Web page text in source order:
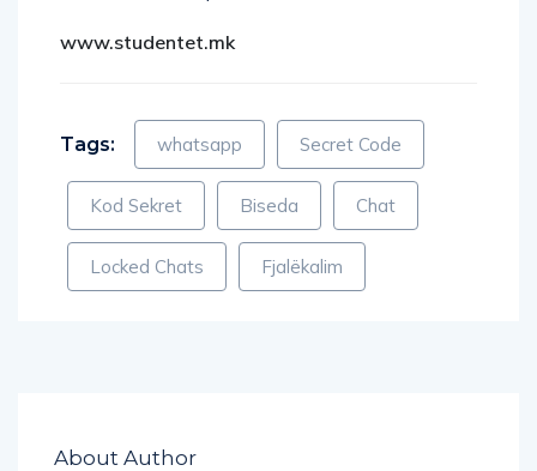
www.studentet.mk
Tags: whatsapp Secret Code
Kod Sekret Biseda Chat
Locked Chats Fjalëkalim
About Author